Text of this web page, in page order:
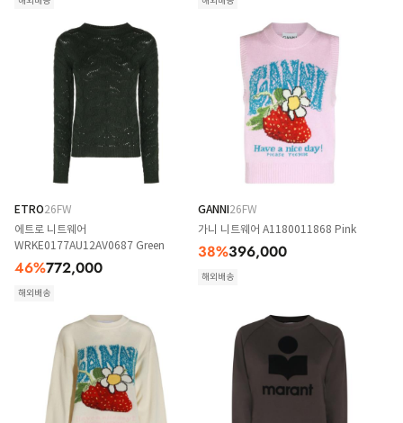
ETRO26FW
에트로 니트웨어
WRKE0177AU12AV0687 Green
46%772,000
해외배송
GANNI26FW
가니 니트웨어 A1180011868 Pink
38%396,000
해외배송